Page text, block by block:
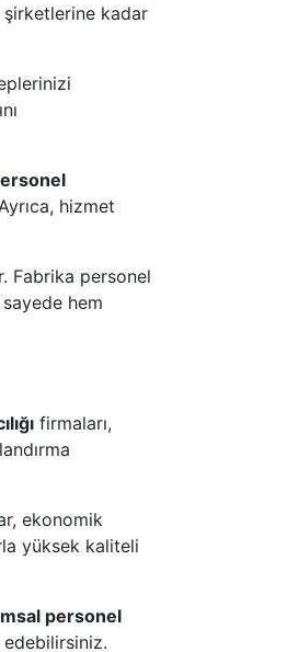
şirketlerine kadar
hizmet
Fabrika personel
hem
firmaları,
ekonomik
yüksek kaliteli
personel